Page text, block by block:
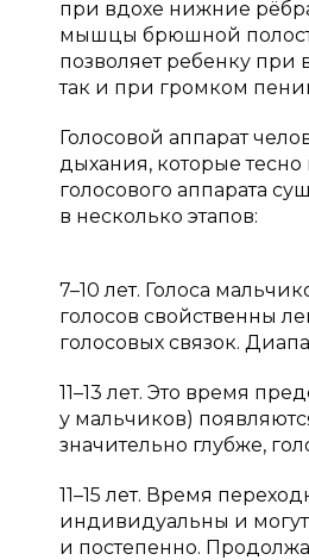
при вдохе нижние
мышцы брюшной
позволяет ребенку при
так и при громком
Голосовой аппарат
дыхания, которые
голосового аппарата
в несколько этапов:
7–10 лет. Голоса
голосов свойственны
голосовых связок.
11–13 лет. Это время
у мальчиков)
значительно глубже,
11–15 лет. Время
индивидуальны и могут
и постепенно.